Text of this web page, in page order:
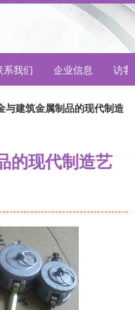
系我们 企业信息 访客
与建筑金属制品的现代制造
的现代制造艺